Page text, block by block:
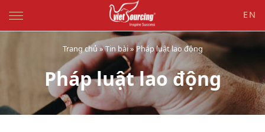
EN
Trang chủ»Tin bài»Pháp luật lao động
Pháp luật lao động